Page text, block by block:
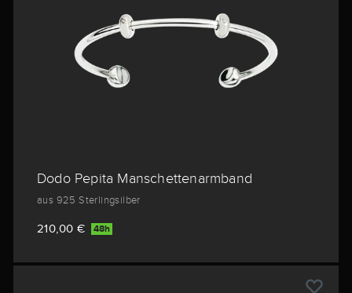
Dodo Pepita Manschettenarmband
aus 925 Sterlingsilber
210,00 € 48h